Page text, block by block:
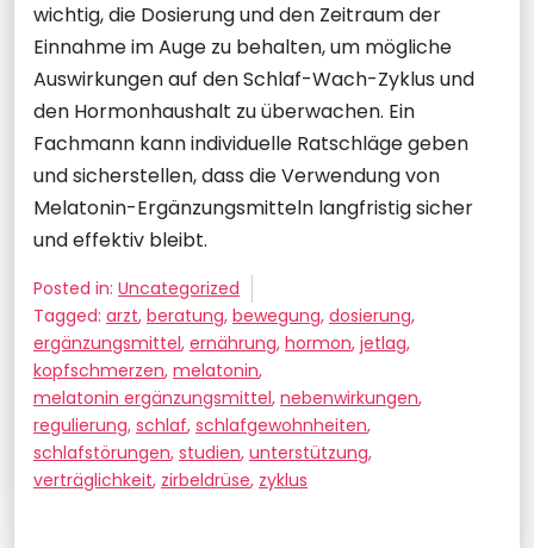
wichtig, die Dosierung und den Zeitraum der
Einnahme im Auge zu behalten, um mögliche
Auswirkungen auf den Schlaf-Wach-Zyklus und
den Hormonhaushalt zu überwachen. Ein
Fachmann kann individuelle Ratschläge geben
und sicherstellen, dass die Verwendung von
Melatonin-Ergänzungsmitteln langfristig sicher
und effektiv bleibt.
Posted in: Uncategorized
Tagged: arzt, beratung, bewegung, dosierung,
ergänzungsmittel, ernährung, hormon, jetlag,
kopfschmerzen, melatonin,
melatonin ergänzungsmittel, nebenwirkungen,
regulierung, schlaf, schlafgewohnheiten,
schlafstörungen, studien, unterstützung,
verträglichkeit, zirbeldrüse, zyklus